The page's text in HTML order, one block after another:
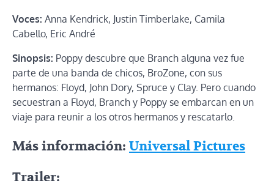
Voces: Anna Kendrick, Justin Timberlake, Camila
Cabello, Eric André
Sinopsis: Poppy descubre que Branch alguna vez fue
parte de una banda de chicos, BroZone, con sus
hermanos: Floyd, John Dory, Spruce y Clay. Pero cuando
secuestran a Floyd, Branch y Poppy se embarcan en un
viaje para reunir a los otros hermanos y rescatarlo.
Más información: Universal Pictures